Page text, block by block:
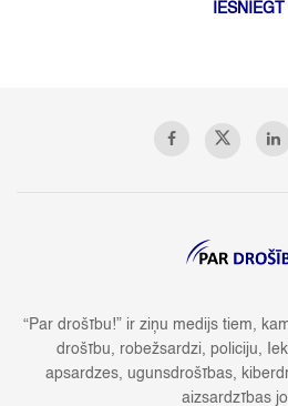
IESNIEGT
“Par drošību!” ir ziņu medijs tiem,
drošību, robežsardzi, policiju,
apsardzes, ugunsdrošības,
aizsardzības